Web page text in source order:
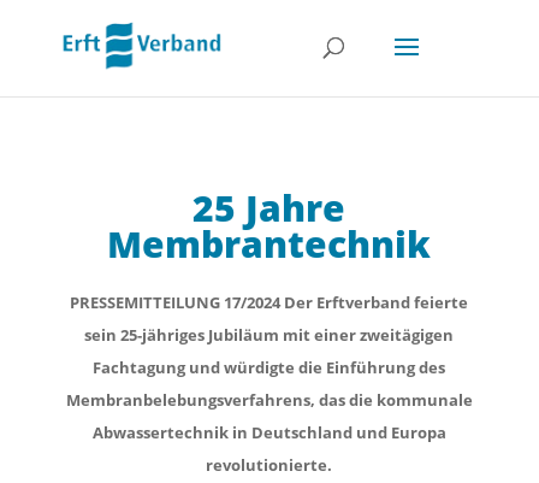
25 Jahre
Membrantechnik
PRESSEMITTEILUNG 17/2024 Der Erftverband feierte
sein 25-jähriges Jubiläum mit einer zweitägigen
Fachtagung und würdigte die Einführung des
Membranbelebungsverfahrens, das die kommunale
Abwassertechnik in Deutschland und Europa
revolutionierte.